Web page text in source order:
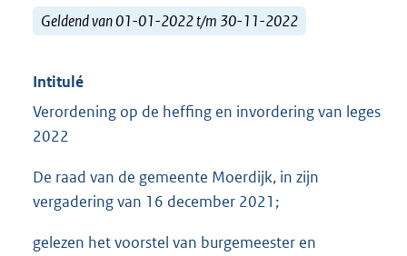
Geldend van 01-01-2022 t/m 30-11-2022
Intitulé
Verordening op de heffing en invordering van leges
2022
De raad van de gemeente Moerdijk, in zijn
vergadering van 16 december 2021;
gelezen het voorstel van burgemeester en